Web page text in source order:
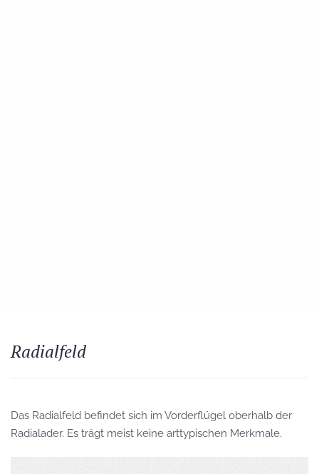
Radialfeld
Das Radialfeld befindet sich im Vorderflügel oberhalb der
Radialader. Es trägt meist keine arttypischen Merkmale.